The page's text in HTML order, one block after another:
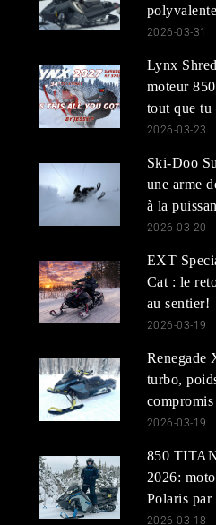
2026-03-31
Lynx
moteur
tout que tu
2026-03-23
Ski-Doo
une arme
à la
2026-03-20
EXT
Cat : le
au sentier!
2026-03-19
Renegade
turbo,
compromis
2026-03-19
850
2026:
Polaris par
2026-03-18